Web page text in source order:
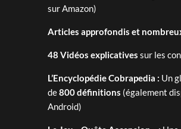
sur Amazon)
Articles approfondis et
48 Vidéos explicatives sur les
L’Encyclopédie Cobrapedia : Un
de800 définitions (également
Android)